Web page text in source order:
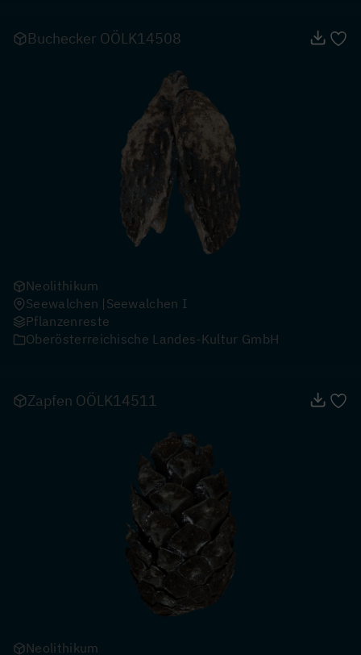
Buchecker OÖLK14508
Neolithikum
Seewalchen Seewalchen I
Pflanzenreste
Oberösterreichische Landes-Kultur GmbH
Zapfen OÖLK14511
Neolithikum